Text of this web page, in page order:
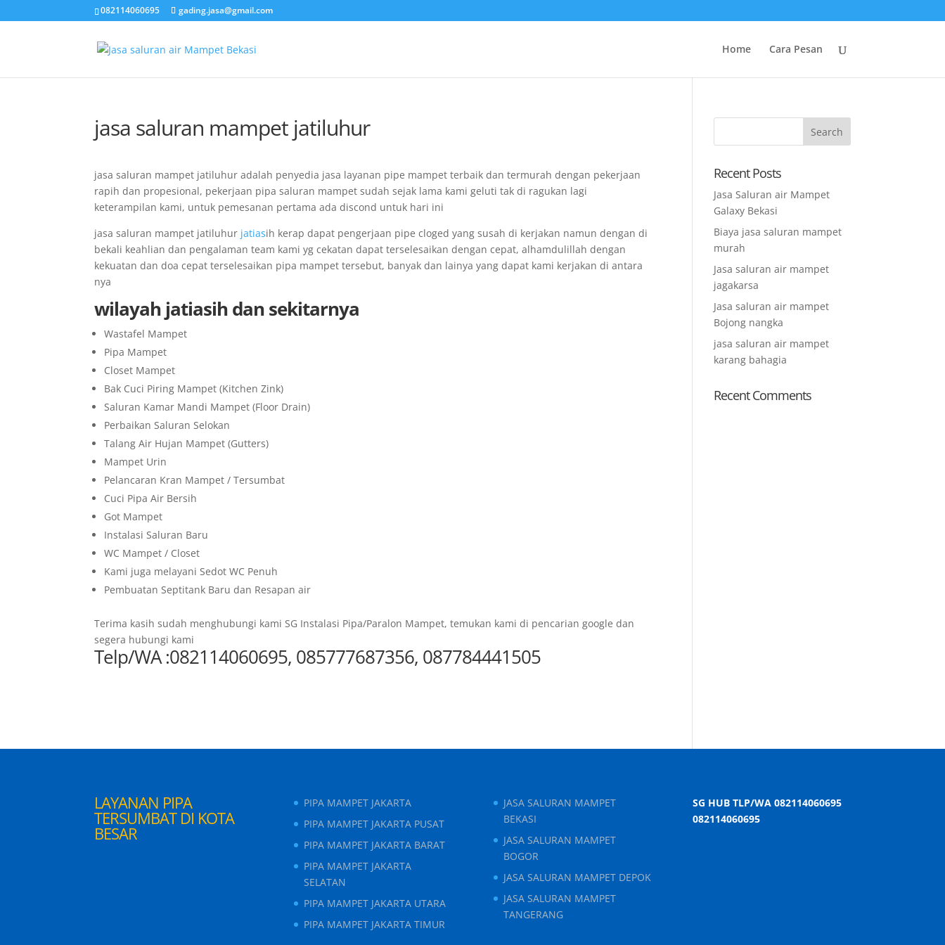
082114060695 gading.jasa@gmail.com
Home Cara Pesan
jasa saluran mampet jatiluhur
jasa saluran mampet jatiluhur adalah penyedia jasa layanan pipe mampet terbaik dan termurah dengan pekerjaan
rapih dan propesional, pekerjaan pipa saluran mampet sudah sejak lama kami geluti tak di ragukan lagi
keterampilan kami, untuk pemesanan pertama ada discond untuk hari ini
jasa saluran mampet jatiluhur jatiasih kerap dapat pengerjaan pipe cloged yang susah di kerjakan namun dengan di
bekali keahlian dan pengalaman team kami yg cekatan dapat terselesaikan dengan cepat, alhamdulillah dengan
kekuatan dan doa cepat terselesaikan pipa mampet tersebut, banyak dan lainya yang dapat kami kerjakan di antara
nya
wilayah jatiasihdan sekitarnya
Wastafel Mampet
Pipa Mampet
Closet Mampet
Bak Cuci Piring Mampet (Kitchen Zink)
Saluran Kamar Mandi Mampet (Floor Drain)
Perbaikan Saluran Selokan
Talang Air Hujan Mampet (Gutters)
Mampet Urin
Pelancaran Kran Mampet / Tersumbat
Cuci Pipa Air Bersih
Got Mampet
Instalasi Saluran Baru
WC Mampet / Closet
Kami juga melayani Sedot WC Penuh
Pembuatan Septitank Baru dan Resapan air
Terima kasih sudah menghubungi kami SG Instalasi Pipa/Paralon Mampet, temukan kami di pencarian google dan
segera hubungi kami
Telp/WA :082114060695, 085777687356, 087784441505
Recent Posts
Jasa Saluran air Mampet
Galaxy Bekasi
Biaya jasa saluran mampet
murah
Jasa saluran air mampet
jagakarsa
Jasa saluran air mampet
Bojong nangka
jasa saluran air mampet
karang bahagia
Recent Comments
LAYANAN PIPA
TERSUMBAT DI KOTA
BESAR
PIPA MAMPET JAKARTA
PIPA MAMPET JAKARTA PUSAT
PIPA MAMPET JAKARTA BARAT
PIPA MAMPET JAKARTA
SELATAN
PIPA MAMPET JAKARTA UTARA
PIPA MAMPET JAKARTA TIMUR
JASA SALURAN MAMPET
BEKASI
JASA SALURAN MAMPET
BOGOR
JASA SALURAN MAMPET DEPOK
JASA SALURAN MAMPET
TANGERANG
SG HUB TLP/WA 082114060695
082114060695